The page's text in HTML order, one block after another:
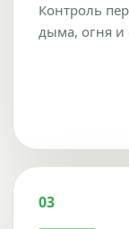
Контроль
дыма, огня и
03